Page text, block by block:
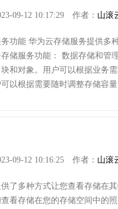
09-12 10:17:29 作者： 山滚
功能 华为云存储服务提供多
储服务功能： 数据存储和管
和对象。用户可以根据业务
可以根据需要随时调整存储容
09-12 10:16:25 作者： 山滚
了多种方式让您查看存储在
看存储在您的存储空间中的